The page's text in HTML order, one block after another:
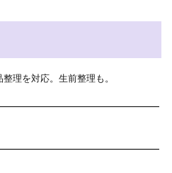
理を対応。生前整理も。